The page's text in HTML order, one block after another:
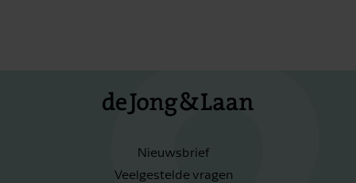
Nieuwsbrief
Veelgestelde vragen